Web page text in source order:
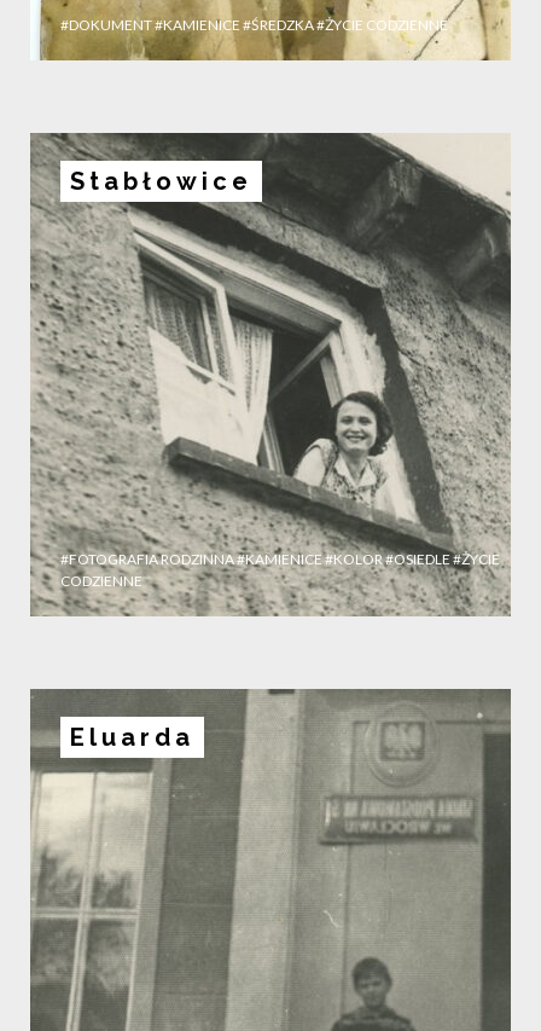
#DOKUMENT#KAMIENICE #ŚREDZKA#ŻYCIE CODZIENNE
Stabłowice
#FOTOGRAFIA RODZINNA#KAMIENICE #KOLOR#OSIEDLE#ŻYCIE
CODZIENNE
Eluarda